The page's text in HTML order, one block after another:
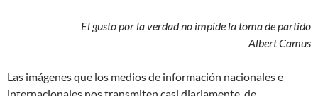
El gusto por la verdad no impide la toma de partido
Albert Camus
Las imágenes que los medios de información nacionales e